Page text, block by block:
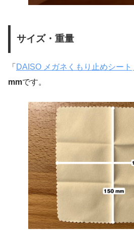
サイズ・重量
「 DAISO メガネくもり止めシート
mmです。